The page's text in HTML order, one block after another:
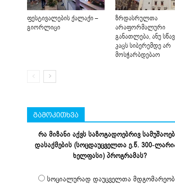
ფესტივალების ქალაქი –
გიორლიცი
ზრდასრულთა
არაფორმალური
განათლება, ანუ
კაცს სიბერემდე არ
მოსჭარბდებაო
გამოკითხვა
რა მიზანი აქვს საზოგადოებრივ
დასაქმების (სოცდაუცველთა ე.წ. 300-
ხელფასი) პროგრამას?
სოციალურად დაუცველთა